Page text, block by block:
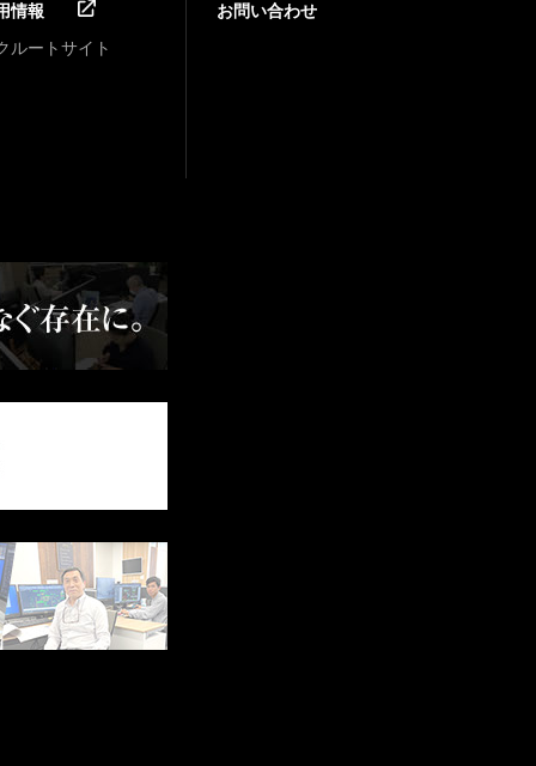
情報
ルートサイト
お問い合わせ